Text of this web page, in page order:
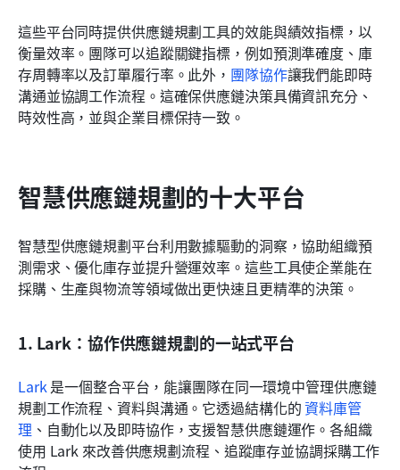
這些平台同時提供供應鏈規劃工具的效能與績效指標，以
衡量效率。團隊可以追蹤關鍵指標，例如預測準確度、庫
存周轉率以及訂單履行率。此外， 團隊協作讓我們能即時
溝通並協調工作流程。這確保供應鏈決策具備資訊充分、
時效性高，並與企業目標保持一致。
智慧供應鏈規劃的十大平台
智慧型供應鏈規劃平台利用數據驅動的洞察，協助組織預
測需求、優化庫存並提升營運效率。這些工具使企業能在
採購、生產與物流等領域做出更快速且更精準的決策。
1. Lark：協作供應鏈規劃的一站式平台
Lark 是一個整合平台，能讓團隊在同一環境中管理供應鏈
規劃工作流程、資料與溝通。它透過結構化的 資料庫管
理 、自動化以及即時協作，支援智慧供應鏈運作。各組織
使用 Lark 來改善供應規劃流程、追蹤庫存並協調採購工作